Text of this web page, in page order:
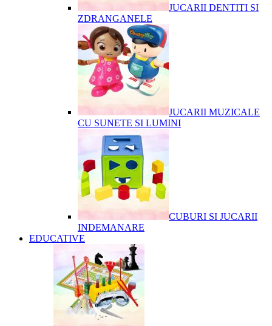
JUCARII DENTITI SI
ZDRANGANELE
JUCARII MUZICALE
CU SUNETE SI LUMINI
CUBURI SI JUCARII
INDEMANARE
EDUCATIVE